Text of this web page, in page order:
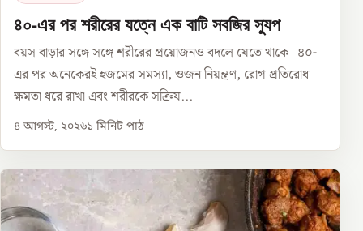
৪০-এর পর শরীরের যত্নে এক বাটি সবজির স্যুপ
বয়স বাড়ার সঙ্গে সঙ্গে শরীরের প্রয়োজনও বদলে যেতে থাকে। ৪০-
এর পর অনেকেরই হজমের সমস্যা, ওজন নিয়ন্ত্রণ, রোগ প্রতিরোধ
ক্ষমতা ধরে রাখা এবং শরীরকে সক্রিয...
৪ আগস্ট, ২০২৬১ মিনিট পাঠ